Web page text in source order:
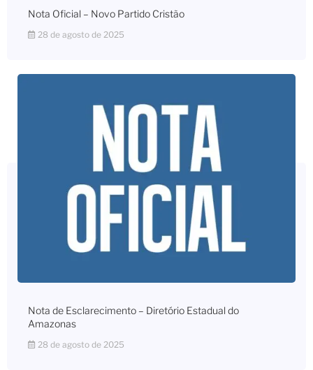
Nota Oficial – Novo Partido Cristão
28 de agosto de 2025
Nota de Esclarecimento – Diretório Estadual do
Amazonas
28 de agosto de 2025